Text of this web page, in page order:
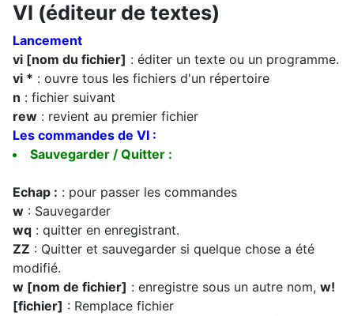
VI (éditeur de textes)
Lancement
vi [nom du fichier] : éditer un texte ou un programme.
vi * : ouvre tous les fichiers d'un répertoire
n : fichier suivant
rew : revient au premier fichier
Les commandes de VI :
Sauvegarder / Quitter :
Echap : : pour passer les commandes
w : Sauvegarder
wq : quitter en enregistrant.
ZZ : Quitter et sauvegarder si quelque chose a été
modifié.
w [nom de fichier] : enregistre sous un autre nom, w!
[fichier] : Remplace fichier